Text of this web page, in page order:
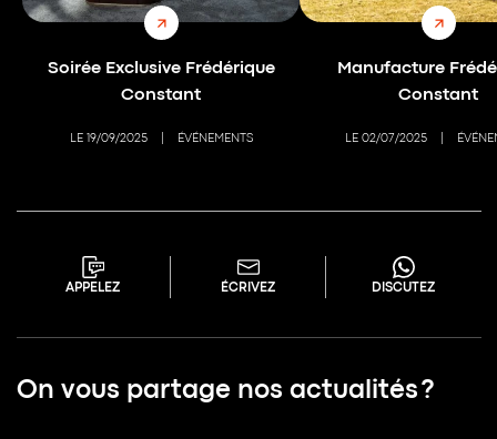
Soirée Exclusive Frédérique
Constant
LE 19/09/2025 ÉVÉNEMENTS
Manufacture
Constant
LE 02/07/2025
APPELEZ ÉCRIVEZ DISCUTEZ
On vous partage nos actualités ?